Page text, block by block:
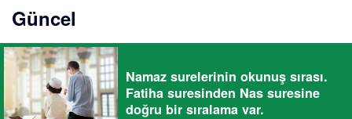
Güncel
Namaz surelerinin okunuş sırası.
Fatiha suresinden Nas suresine
doğru bir sıralama var.